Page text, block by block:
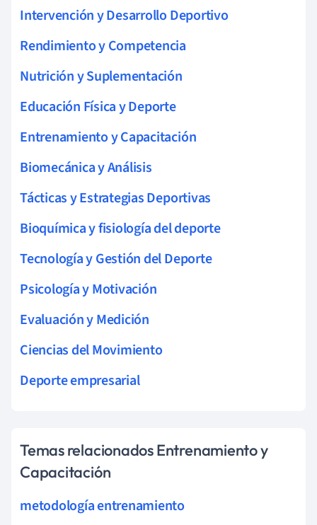
Intervención y Desarrollo Deportivo
Rendimiento y Competencia
Nutrición y Suplementación
Educación Física y Deporte
Entrenamiento y Capacitación
Biomecánica y Análisis
Tácticas y Estrategias Deportivas
Bioquímica y fisiología del deporte
Tecnología y Gestión del Deporte
Psicología y Motivación
Evaluación y Medición
Ciencias del Movimiento
Deporte empresarial
Temas relacionados Entrenamiento y
Capacitación
metodología entrenamiento